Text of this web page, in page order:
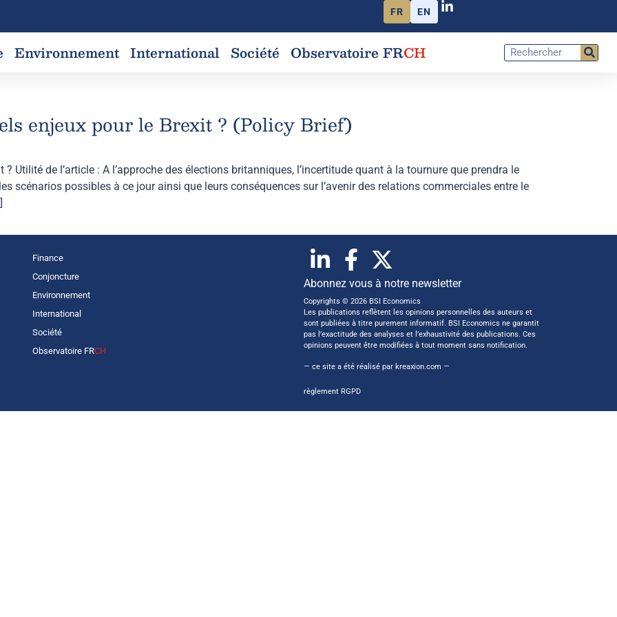
FR EN
Environnement International Société Observatoire FRCH
enjeux pour le Brexit ? (Policy Brief)
Utilité de l’article : A l’approche des élections britanniques, l’incertitude quant à la tournure que prendra le
scénarios possibles à ce jour ainsi que leurs conséquences sur l’avenir des relations commerciales entre le
Finance
Conjoncture
Environnement
International
Société
Observatoire FRCH
Abonnez vous à notre newsletter
Copyrights © 2026 BSI Economics
Les publications reflètent les opinions personnelles des auteurs et
sont publiées à titre purement informatif. BSI Economics ne garantit
pas l’exactitude des analyses et l’exhaustivité des publications. Ces
opinions peuvent être modifiées à tout moment sans notification.
— ce site a été réalisé par kreaxion.com —
règlement RGPD